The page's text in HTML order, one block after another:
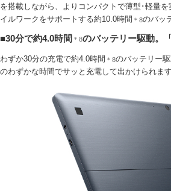
を搭載しながら、よりコンパクトで薄型･軽量
イルワークをサポートする約10.0時間 ＊8のバッ
■30分で約4.0時間 ＊8のバッテリー駆動。
わずか30分の充電で約4.0時間 ＊8のバッテリー
のわずかな時間でサッと充電して出かけられます